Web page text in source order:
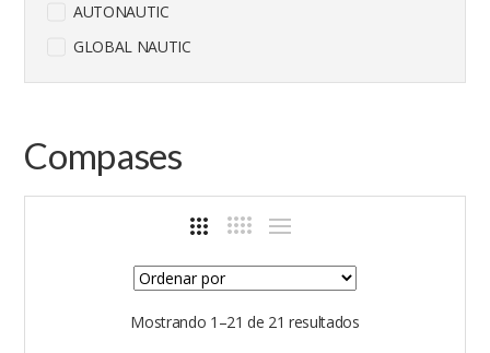
Compases
Mostrando 1–21 de 21 resultados
AUTONAUTIC
GLOBAL NAUTIC